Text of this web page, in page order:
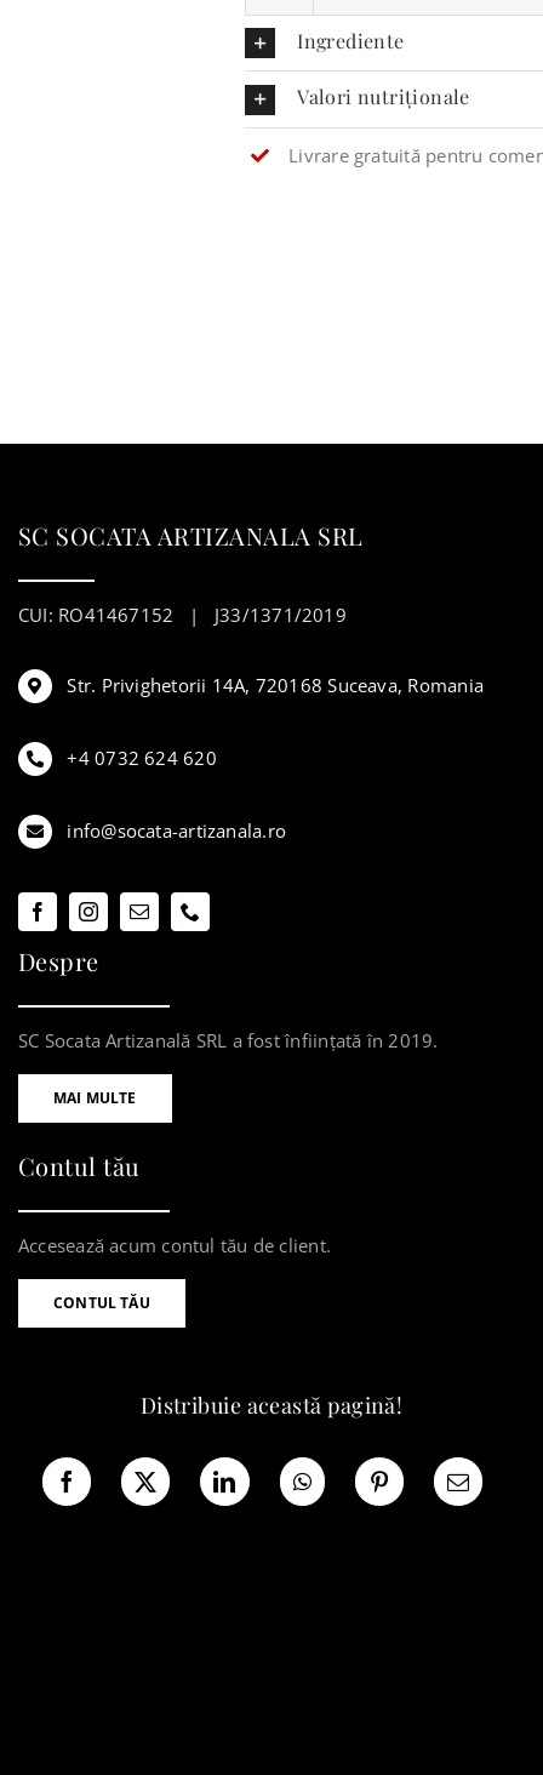
Ingrediente
Valori nutriționale
Livrare gratuită pentru
SC SOCATA ARTIZANALA SRL
CUI: RO41467152 | J33/1371/2019
Str. Privighetorii 14A, 720168 Suceava, Romania
+4 0732 624 620
info@socata-artizanala.ro
Despre
SC Socata Artizanală SRL a fost înființată în 2019.
MAI MULTE
Contul tău
Accesează acum contul tău de client.
CONTUL TĂU
Distribuie această pagină!